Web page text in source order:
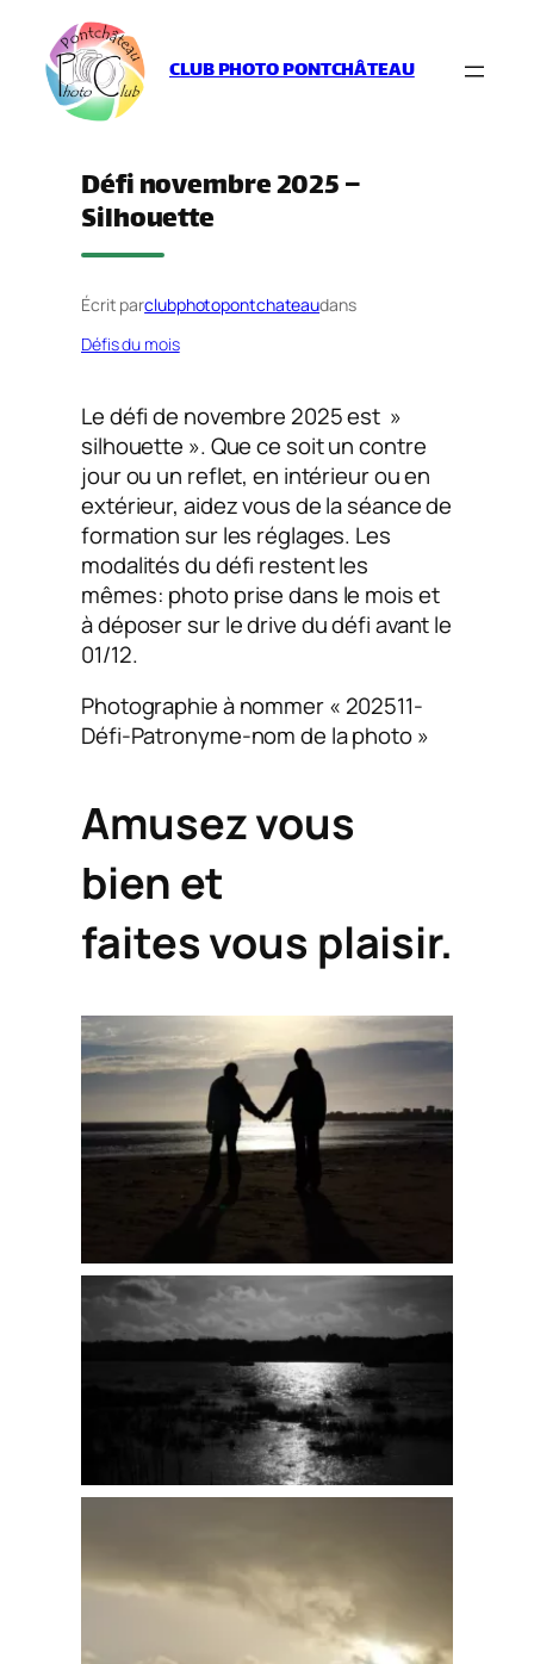
contenu
CLUB PHOTO PONTCHÂTEAU
Défi novembre 2025 –
Silhouette
Écrit parclubphotopontchateaudans
Défis du mois
Le défi de novembre 2025 est »
silhouette ». Que ce soit un contre
jour ou un reflet, en intérieur ou en
extérieur, aidez vous de la séance de
formation sur les réglages. Les
modalités du défi restent les
mêmes: photo prise dans le mois et
à déposer sur le drive du défi avant le
01/12.
Photographie à nommer « 202511-
Défi-Patronyme-nom de la photo »
Amusez vous
bien et
faites vous plaisir.